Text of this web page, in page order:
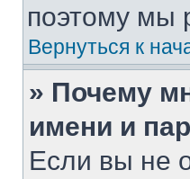
поэтому мы
Вернуться к
» Почему
имени и
Если вы не